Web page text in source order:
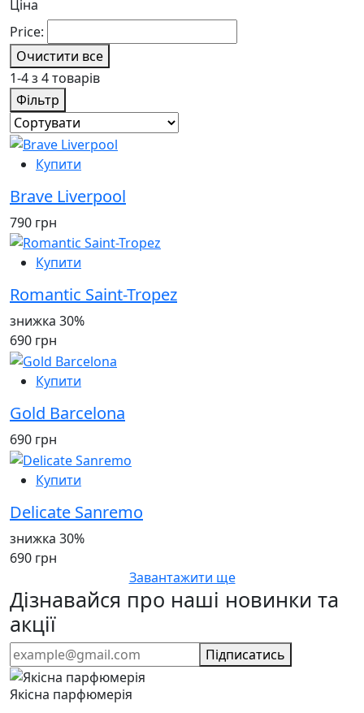
Ціна
Price:
Очистити все
1-4 з 4 товарів
Фільтр
Купити
Brave Liverpool
790 грн
Купити
Romantic Saint-Tropez
знижка 30%
690 грн
Купити
Gold Barcelona
690 грн
Купити
Delicate Sanremo
знижка 30%
690 грн
Завантажити ще
Дізнавайся про наші новинки та
акції
Підписатись
Якісна парфюмерія